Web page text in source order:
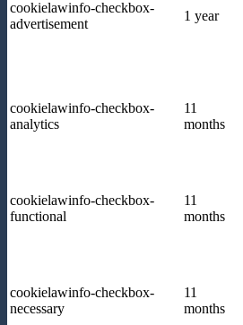
cookielawinfo-checkbox-
advertisement
1 year
cookielawinfo-checkbox-
analytics
11
months
cookielawinfo-checkbox-
functional
11
months
cookielawinfo-checkbox-
necessary
11
months